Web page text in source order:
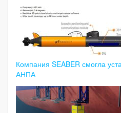
Компания SEABER смогла
АНПА